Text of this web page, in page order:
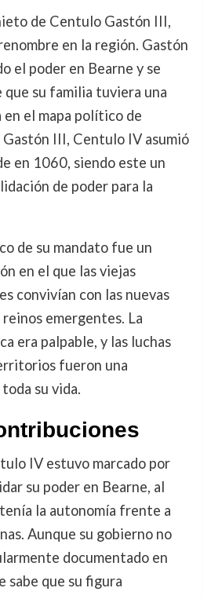
de Centulo Gastón III,
en la región. Gastón
el poder en Bearne y se
que su familia tuviera una
el mapa político de
III, Centulo IV asumió
en 1060, siendo este un
de poder para la
de su mandato fue un
en el que las viejas
convivían con las nuevas
emergentes. La
era palpable, y las luchas
fueron una
su vida.
IV estuvo marcado por
su poder en Bearne, al
la autonomía frente a
Aunque su gobierno no
documentado en
sabe que su figura